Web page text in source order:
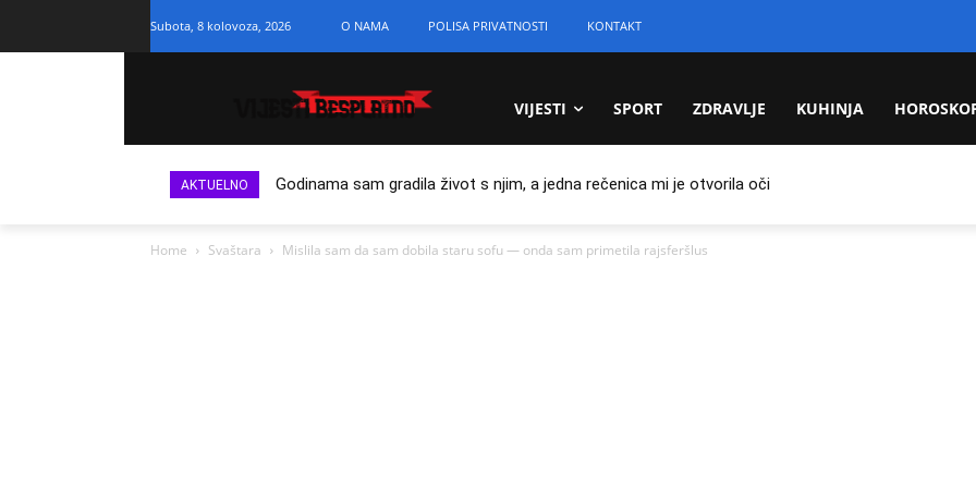
Subota, 8 kolovoza, 2026 O NAMA POLISA PRIVATNOSTI KONTAKT
VIJESTI SPORT ZDRAVLJE KUHINJA
AKTUELNO Godinama sam gradila život s njim, a jedna rečenica mi je otvorila oči
Home Svaštara Mislila sam da sam dobila staru sofu — onda sam primetila rajsferšlus